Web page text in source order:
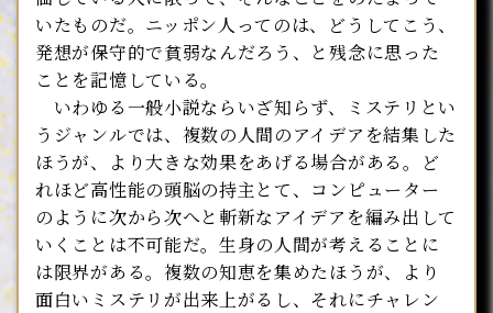
いたものだ。ニッポン人ってのは、どうしてこう、
発想が保守的で貧弱なんだろう、と残念に思った
ことを記憶している。
いわゆる一般小説ならいざ知らず、ミステリとい
うジャンルでは、複数の人間のアイデアを結集した
ほうが、より大きな効果をあげる場合がある。ど
れほど高性能の頭脳の持主とて、コンピューター
のように次から次へと斬新なアイデアを編み出して
いくことは不可能だ。生身の人間が考えることに
は限界がある。複数の知恵を集めたほうが、より
面白いミステリが出来上がるし、それにチャレン